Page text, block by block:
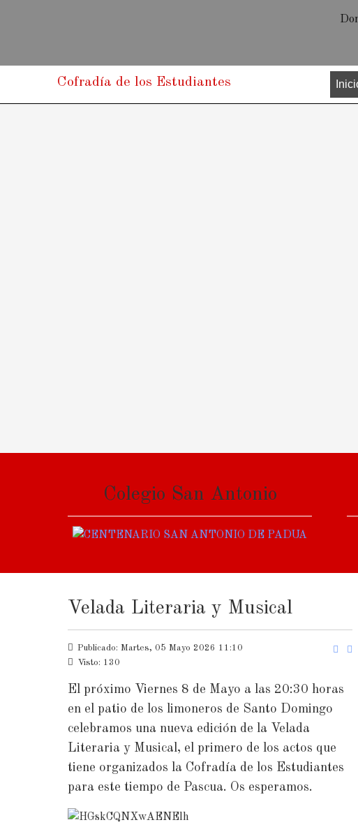
Cofradía de los Estudiantes
Colegio San Antonio
Velada Literaria y Musical
Publicado: Martes, 05 Mayo 2026 11:10
Visto: 130
El próximo Viernes 8 de Mayo a las 20:30 horas
en el patio de los limoneros de Santo Domingo
celebramos una nueva edición de la Velada
Literaria y Musical, el primero de los actos que
tiene organizados la Cofradía de los Estudiantes
para este tiempo de Pascua. Os esperamos.